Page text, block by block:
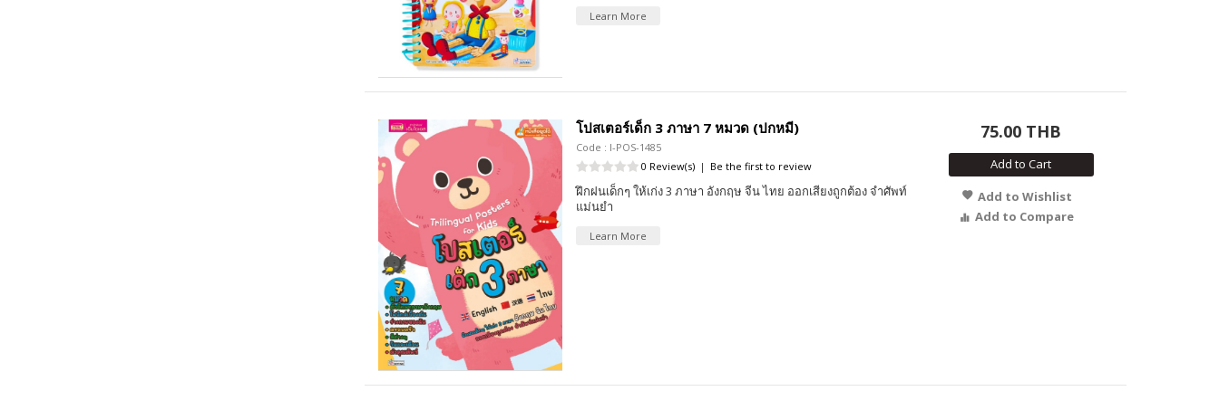
Learn More
โปสเตอร์เด็ก 3 ภาษา 7 หมวด (ปกหมี)
Code : I-POS-1485
0 Review(s) | Be the first to review
ฝึกฝนเด็กๆ ให้เก่ง 3 ภาษา อังกฤษ จีน ไทย ออกเสียงถูกต้อง จำศัพท์
แม่นยำ
Learn More
75.00 THB
Add to Cart
Add to Wishlist
Add to Compare